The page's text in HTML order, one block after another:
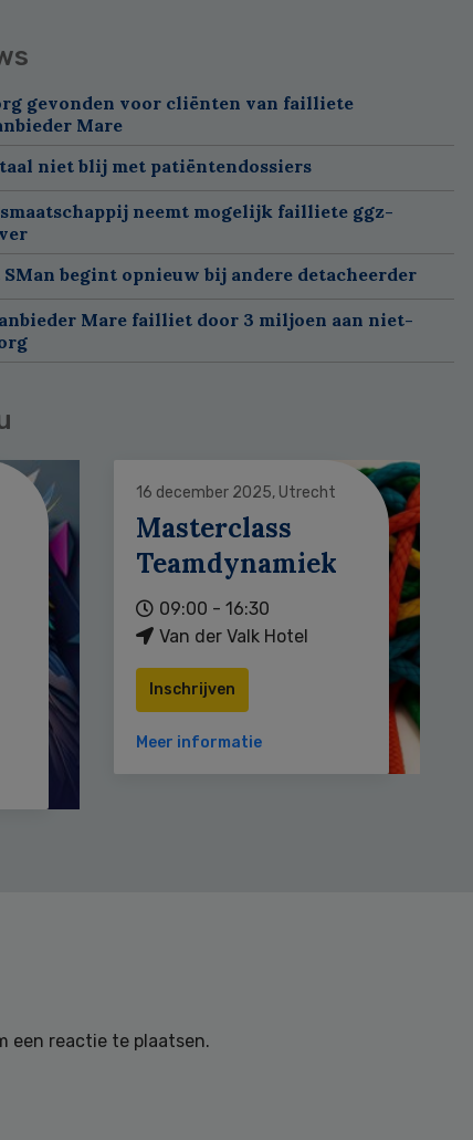
gevonden voor cliënten van failliete
Mare
niet blij met patiëntendossiers
neemt mogelijk failliete ggz-
begint opnieuw bij andere detacheerder
Mare failliet door 3 miljoen aan niet-
16 december 2025, Utrecht
Masterclass
Teamdynamiek
09:00 - 16:30
Van der Valk Hotel
Inschrijven
Meer informatie
een reactie te plaatsen.